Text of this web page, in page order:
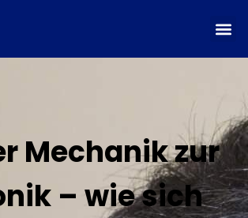
Mechanik zur
– wie sich